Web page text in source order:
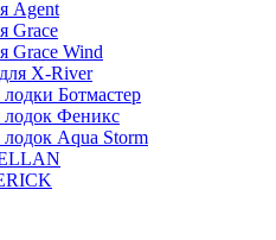
Agent
Grace
Grace Wind
X-River
Ботмастер
лодок Феникc
Aqua Storm